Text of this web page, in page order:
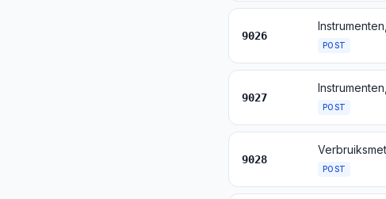
9026
POST
9027
POST
9028
POST